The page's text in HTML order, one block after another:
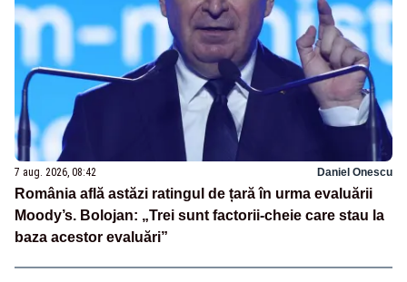
7 aug. 2026, 08:42 Daniel Onescu
România află astăzi ratingul de țară în urma evaluării
Moody’s. Bolojan: „Trei sunt factorii-cheie care stau la
baza acestor evaluări”